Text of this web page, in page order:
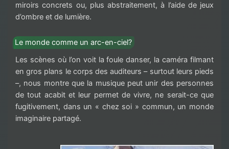
miroirs concrets ou, plus abstraitement, à l’aide de jeux
d’ombre et de lumière.
Le monde comme un arc-en-ciel?
Les scènes où l’on voit la foule danser, la caméra filmant
en gros plans le corps des auditeurs – surtout leurs pieds
–, nous montre que la musique peut unir des personnes
de tout acabit et leur permet de vivre, ne serait-ce que
fugitivement, dans un « chez soi » commun, un monde
imaginaire partagé.